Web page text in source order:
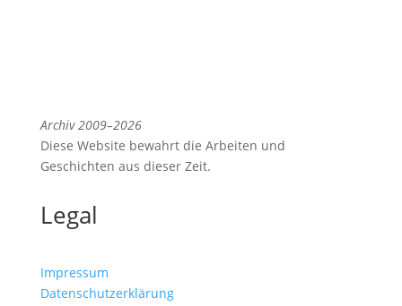
Archiv 2009–2026
Diese Website bewahrt die Arbeiten und
Geschichten aus dieser Zeit.
Legal
Impressum
Datenschutzerklärung